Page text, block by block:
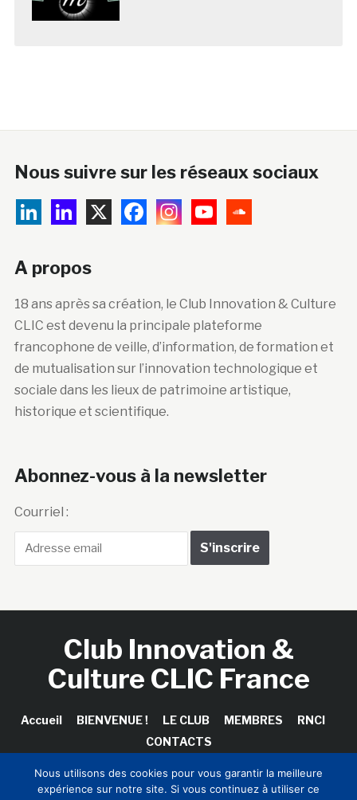
Nous suivre sur les réseaux sociaux
A propos
18 ans après sa création, le Club Innovation & Culture
CLIC est devenu la principale plateforme
francophone de veille, d’information, de formation et
de mutualisation sur l’innovation technologique et
sociale dans les lieux de patrimoine artistique,
historique et scientifique.
Abonnez-vous à la newsletter
Courriel :
Club Innovation &
Culture CLIC France
Accueil BIENVENUE ! LE CLUB MEMBRES
RNCI
CONTACTS
Nous utilisons des cookies pour vous garantir la meilleure
expérience sur notre site. Si vous continuez à utiliser ce